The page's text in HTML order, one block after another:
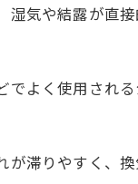
気や結露が直
でよく使用され
が滞りやすく、